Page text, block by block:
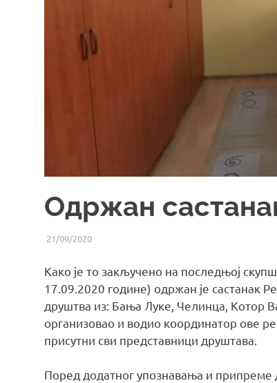
Одржан
21/09/2020UREDNIK
ВИЈЕСТИ ИЗ УДРУЖЕЊА
Како је то закључено на последњој
17.09.2020 године) одржан је састанак
друштва из: Бања Луке, Челинца, Котор
организовао и водио координатор ове
присутни сви представници друштава.
Поред додатног упознавања и